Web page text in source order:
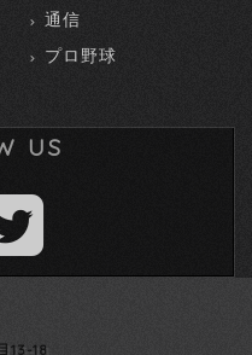
通信
プロ野球
US
13-18